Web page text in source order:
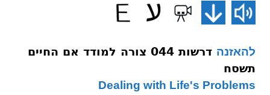
להאזנה
דרשות 044 צורה למודד אם החיים
תשסח
Dealing with Life's Problems